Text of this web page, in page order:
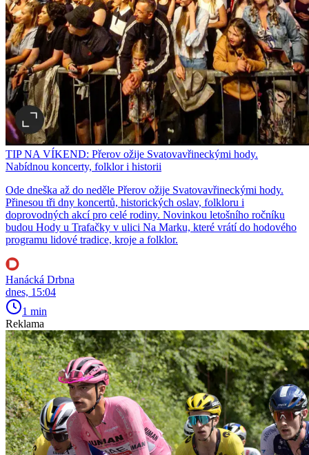
TIP NA VÍKEND: Přerov ožije Svatovavřineckými hody.
Nabídnou koncerty, folklor i historii
Ode dneška až do neděle Přerov ožije Svatovavřineckými hody.
Přinesou tři dny koncertů, historických oslav, folkloru i
doprovodných akcí pro celé rodiny. Novinkou letošního ročníku
budou Hody u Trafačky v ulici Na Marku, které vrátí do hodového
programu lidové tradice, kroje a folklor.
Hanácká Drbna
dnes, 15:04
1 min
Reklama